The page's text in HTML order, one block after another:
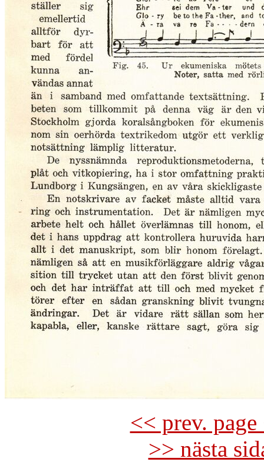
<< prev.
>> nästa